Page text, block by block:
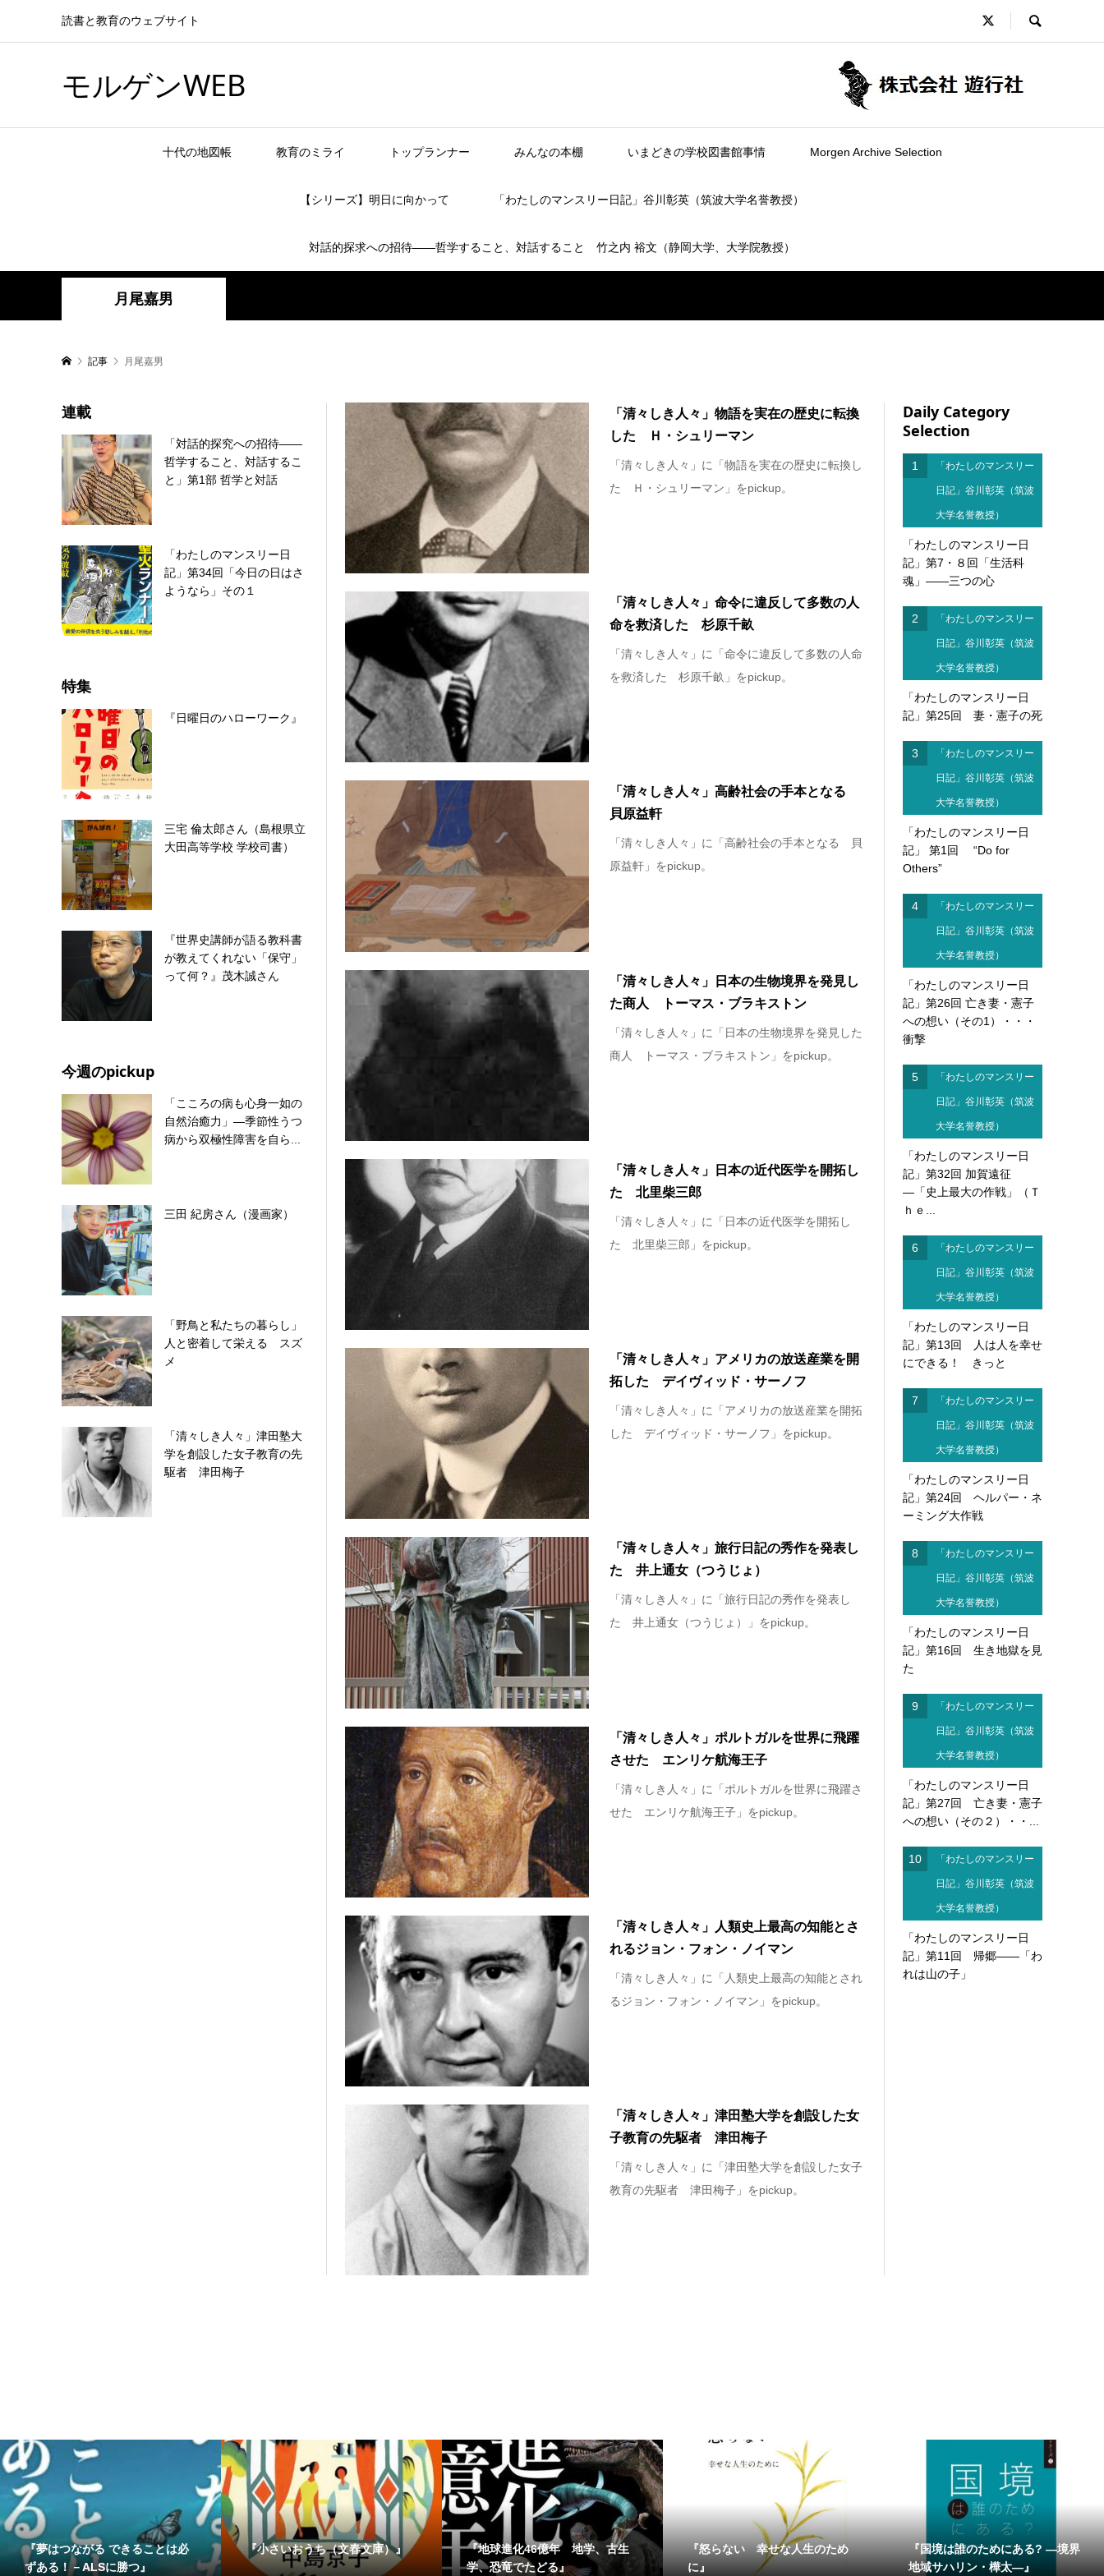
読書と教育のウェブサイト
モルゲンWEB
十代の地図帳 教育のミライ トップランナー みんなの本棚 いまどきの学校図書館事情 Morgen Archive Selection
【シリーズ】明日に向かって 「わたしのマンスリー日記」谷川彰英（筑波大学名誉教授）
対話的探求への招待――哲学すること、対話すること 竹之内 裕文（静岡大学、大学院教授）
月尾嘉男
記事 月尾嘉男
「清々しき人々」物語を実在の歴史に転換
した Ｈ・シュリーマン
「清々しき人々」に「物語を実在の歴史に転換し
た Ｈ・シュリーマン」をpickup。
「清々しき人々」命令に違反して多数の人
命を救済した 杉原千畝
「清々しき人々」に「命令に違反して多数の人命
を救済した 杉原千畝」をpickup。
「清々しき人々」高齢社会の手本となる
貝原益軒
「清々しき人々」に「高齢社会の手本となる 貝
原益軒」をpickup。
「清々しき人々」日本の生物境界を発見し
た商人 トーマス・ブラキストン
「清々しき人々」に「日本の生物境界を発見した
商人 トーマス・ブラキストン」をpickup。
「清々しき人々」日本の近代医学を開拓し
た 北里柴三郎
「清々しき人々」に「日本の近代医学を開拓し
た 北里柴三郎」をpickup。
「清々しき人々」アメリカの放送産業を開
拓した デイヴィッド・サーノフ
「清々しき人々」に「アメリカの放送産業を開拓
した デイヴィッド・サーノフ」をpickup。
「清々しき人々」旅行日記の秀作を発表し
た 井上通女（つうじょ）
「清々しき人々」に「旅行日記の秀作を発表し
た 井上通女（つうじょ）」をpickup。
「清々しき人々」ポルトガルを世界に飛躍
させた エンリケ航海王子
「清々しき人々」に「ポルトガルを世界に飛躍さ
せた エンリケ航海王子」をpickup。
「清々しき人々」人類史上最高の知能とさ
れるジョン・フォン・ノイマン
「清々しき人々」に「人類史上最高の知能とされ
るジョン・フォン・ノイマン」をpickup。
「清々しき人々」津田塾大学を創設した女
子教育の先駆者 津田梅子
「清々しき人々」に「津田塾大学を創設した女子
教育の先駆者 津田梅子」をpickup。
連載
「対話的探究への招待――
哲学すること、対話するこ
と」第1部 哲学と対話
「わたしのマンスリー日
記」第34回「今日の日はさ
ようなら」その１
特集
『日曜日のハローワーク』
三宅 倫太郎さん（島根県立
大田高等学校 学校司書）
『世界史講師が語る教科書
が教えてくれない「保守」
って何？』茂木誠さん
今週のpickup
「こころの病も心身一如の
自然治癒力」―季節性うつ
病から双極性障害を自ら...
三田 紀房さん（漫画家）
「野鳥と私たちの暮らし」
人と密着して栄える スズ
メ
「清々しき人々」津田塾大
学を創設した女子教育の先
駆者 津田梅子
Daily Category
Selection
1 「わたしのマンスリー
日記」谷川彰英（筑波
大学名誉教授）
「わたしのマンスリー日
記」第7・８回「生活科
魂」――三つの心
2 「わたしのマンスリー
日記」谷川彰英（筑波
大学名誉教授）
「わたしのマンスリー日
記」第25回 妻・憲子の死
3 「わたしのマンスリー
日記」谷川彰英（筑波
大学名誉教授）
「わたしのマンスリー日
記」 第1回 “Do for
Others”
4 「わたしのマンスリー
日記」谷川彰英（筑波
大学名誉教授）
「わたしのマンスリー日
記」第26回 亡き妻・憲子
への想い（その1）・・・
衝撃
5 「わたしのマンスリー
日記」谷川彰英（筑波
大学名誉教授）
「わたしのマンスリー日
記」第32回 加賀遠征
―「史上最大の作戦」（Ｔ
ｈｅ...
6 「わたしのマンスリー
日記」谷川彰英（筑波
大学名誉教授）
「わたしのマンスリー日
記」第13回 人は人を幸せ
にできる！ きっと
7 「わたしのマンスリー
日記」谷川彰英（筑波
大学名誉教授）
「わたしのマンスリー日
記」第24回 ヘルパー・ネ
ーミング大作戦
8 「わたしのマンスリー
日記」谷川彰英（筑波
大学名誉教授）
「わたしのマンスリー日
記」第16回 生き地獄を見
た
9 「わたしのマンスリー
日記」谷川彰英（筑波
大学名誉教授）
「わたしのマンスリー日
記」第27回 亡き妻・憲子
への想い（その２）・・...
10 「わたしのマンスリー
日記」谷川彰英（筑波
大学名誉教授）
「わたしのマンスリー日
記」第11回 帰郷――「わ
れは山の子」
『夢はつながる できることは必
ずある！－ALSに勝つ』
『小さいおうち（文春文庫）』
『地球進化46億年 地学、古生
学、恐竜でたどる』
『怒らない 幸せな人生のため
に』
『国境は誰のためにある? ―境界
地域サハリン・樺太―』